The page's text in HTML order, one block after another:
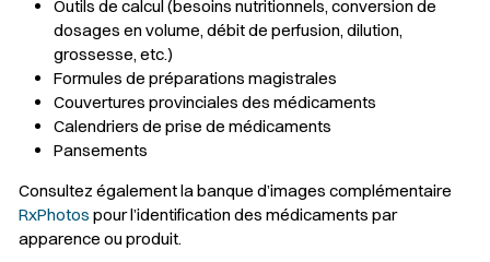
Outils de calcul (besoins nutritionnels, conversion de
dosages en volume, débit de perfusion, dilution,
grossesse, etc.)
Formules de préparations magistrales
Couvertures provinciales des médicaments
Calendriers de prise de médicaments
Pansements
Consultez également la banque d’images complémentaire
RxPhotos pour l’identification des médicaments par
apparence ou produit.